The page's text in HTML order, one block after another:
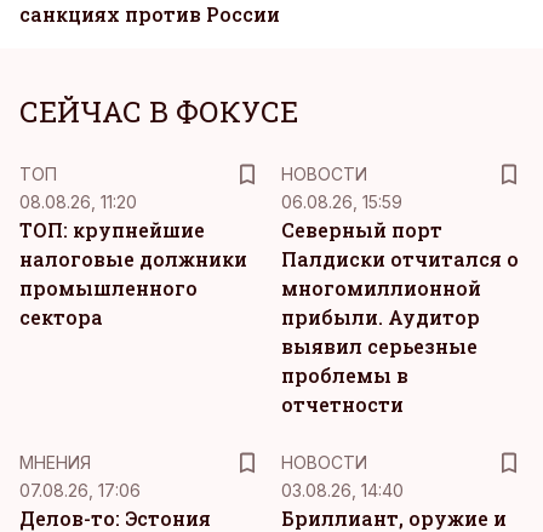
санкциях против России
СЕЙЧАС В ФОКУСЕ
ТОП
08.08.26, 11:20
ТОП: крупнейшие
налоговые должники
промышленного
сектора
НОВОСТИ
06.08.26, 15:59
Северный порт
Палдиски отчитался о
многомиллионной
прибыли. Аудитор
выявил серьезные
проблемы в
отчетности
MНЕНИЯ
07.08.26, 17:06
Делов-то: Эстония
НОВОСТИ
03.08.26, 14:40
Бриллиант, оружие и